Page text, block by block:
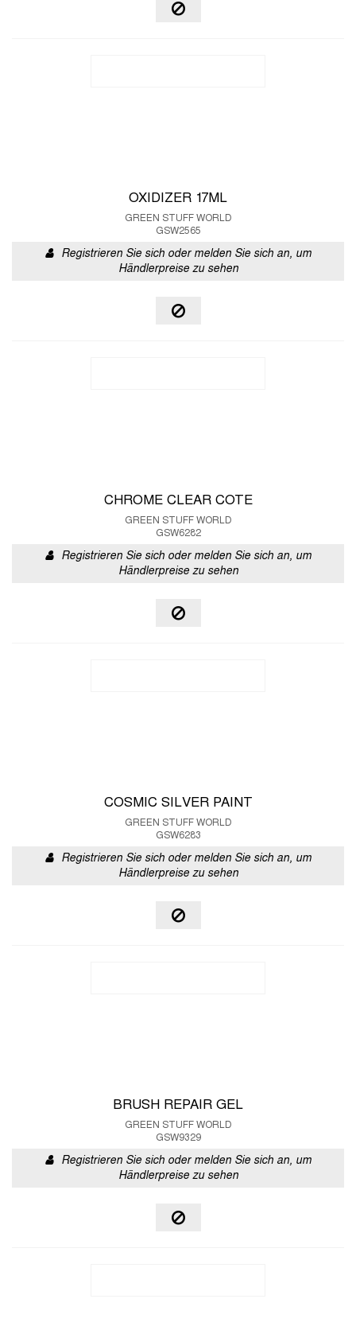
OXIDIZER 17ML
GREEN STUFF WORLD
GSW2565
Registrieren Sie sich oder melden Sie sich an, um
Händlerpreise zu sehen
CHROME CLEAR COTE
GREEN STUFF WORLD
GSW6282
Registrieren Sie sich oder melden Sie sich an, um
Händlerpreise zu sehen
COSMIC SILVER PAINT
GREEN STUFF WORLD
GSW6283
Registrieren Sie sich oder melden Sie sich an, um
Händlerpreise zu sehen
BRUSH REPAIR GEL
GREEN STUFF WORLD
GSW9329
Registrieren Sie sich oder melden Sie sich an, um
Händlerpreise zu sehen